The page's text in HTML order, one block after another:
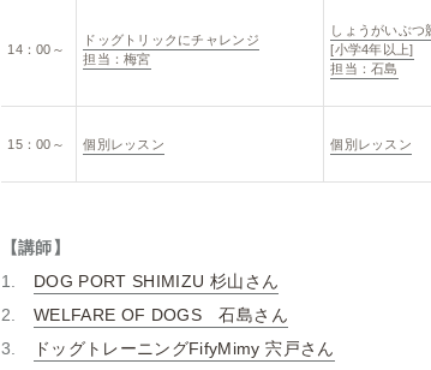
14：00～
ドッグトリックにチャレンジ
担当：梅宮
しょうがいぶつ
[小学4年以上]
担当：石島
15：00～ 個別レッスン 個別レッスン
【講師】
1. DOG PORT SHIMIZU 杉山さん
2. WELFARE OF DOGS 石島さん
3.
ドッグトレーニングFifyMimy 宍戸さん